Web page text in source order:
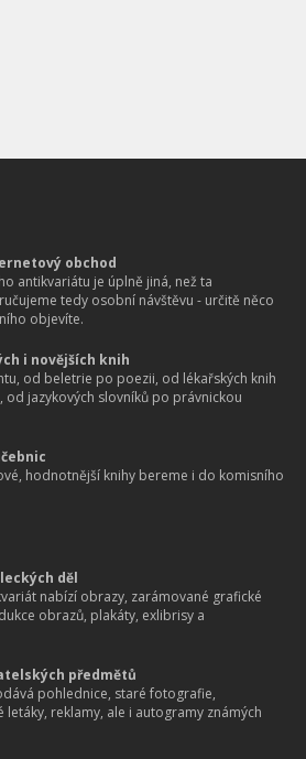
obchod
antikvariátu je úplně jiná, než ta
tedy osobní návštěvu - určitě něco
objevíte.
i novějších knih
od beletrie po poezii, od lékařských knih
od jazykových slovníků po právnickou
hodnotnější knihy bereme i do komisního
děl
nabízí obrazy, zarámované grafické
obrazů, plakáty, exlibrisy a
předmětů
pohlednice, staré fotografie,
letáky, reklamy, ale i autogramy známých